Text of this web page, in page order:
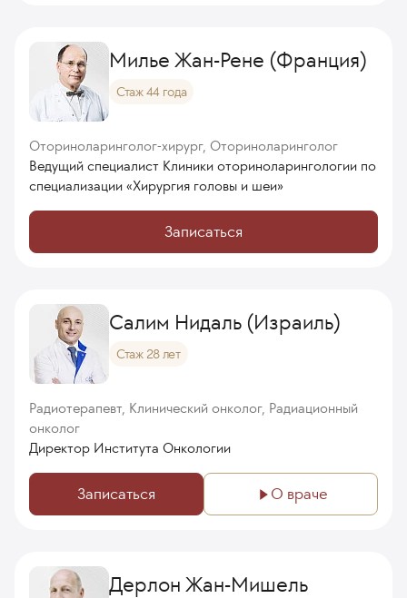
Милье Жан-Рене (Франция)
Стаж 44 года
Оториноларинголог-хирург, Оториноларинголог
Ведущий специалист Клиники оториноларингологии по
специализации «Хирургия головы и шеи»
Записаться
Салим Нидаль (Израиль)
Стаж 28 лет
Радиотерапевт, Клинический онколог, Радиационный
онколог
Директор Института Онкологии
Записаться О враче
Дерлон Жан-Мишель